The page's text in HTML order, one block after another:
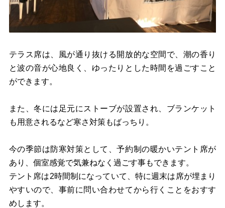
テラス席は、風が通り抜ける開放的な空間で、潮の香り
と波の音が心地良く、ゆったりとした時間を過ごすこと
ができます。
また、冬には足元にストーブが設置され、ブランケット
も用意されるなど寒さ対策もばっちり。
今の季節は防寒対策として、予約制の暖かいテント席が
あり、個室感覚で気兼ねなく過ごす事もできます。
テント席は2時間制になっていて、特に週末は席が埋まり
やすいので、事前に問い合わせてから行くことをおすす
めします。